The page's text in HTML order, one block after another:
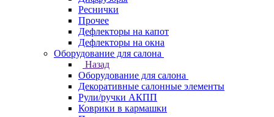
Реснички
Прочее
Дефлекторы на капот
Дефлекторы на окна
Оборудование для салона
Назад
Оборудование для салона
Декоративные салонные элементы
Рули/ручки АКПП
Коврики в кармашки